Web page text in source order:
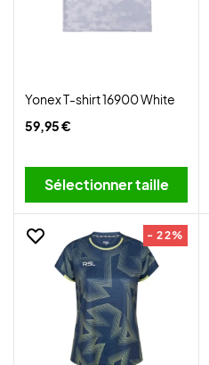
Yonex T-shirt 16900 White
59,95 €
Sélectionner taille
- 22%